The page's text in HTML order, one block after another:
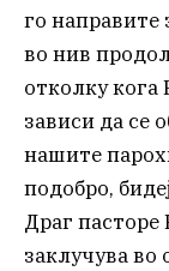
го
во нив
отколку кога
зависи да се
нашите
подобро,
Драг пасторе
заклучува во